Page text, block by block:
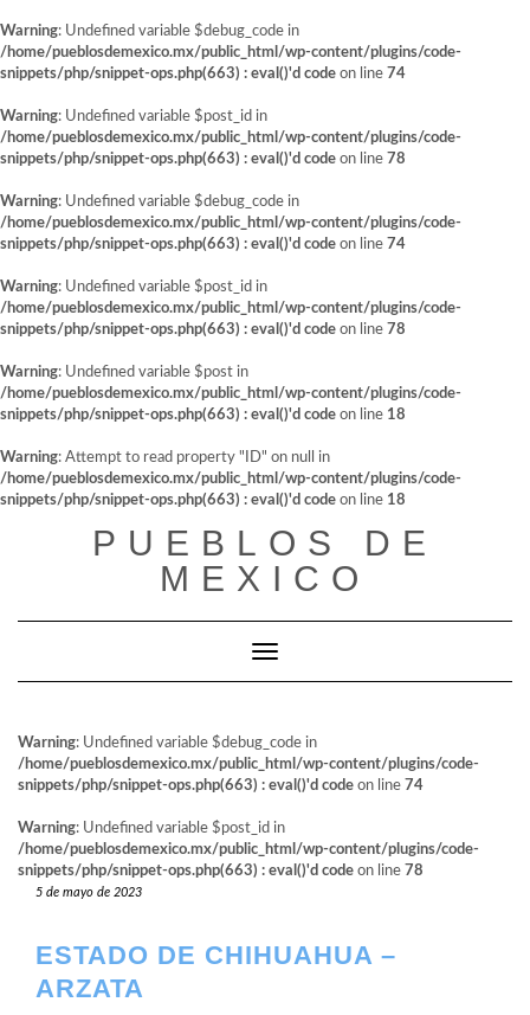
Warning: Undefined variable $debug_code in
/home/pueblosdemexico.mx/public_html/wp-content/plugins/code-
snippets/php/snippet-ops.php(663) : eval()'d code on line 74
Warning: Undefined variable $post_id in
/home/pueblosdemexico.mx/public_html/wp-content/plugins/code-
snippets/php/snippet-ops.php(663) : eval()'d code on line 78
Warning: Undefined variable $debug_code in
/home/pueblosdemexico.mx/public_html/wp-content/plugins/code-
snippets/php/snippet-ops.php(663) : eval()'d code on line 74
Warning: Undefined variable $post_id in
/home/pueblosdemexico.mx/public_html/wp-content/plugins/code-
snippets/php/snippet-ops.php(663) : eval()'d code on line 78
Warning: Undefined variable $post in
/home/pueblosdemexico.mx/public_html/wp-content/plugins/code-
snippets/php/snippet-ops.php(663) : eval()'d code on line 18
Warning: Attempt to read property "ID" on null in
/home/pueblosdemexico.mx/public_html/wp-content/plugins/code-
snippets/php/snippet-ops.php(663) : eval()'d code on line 18
PUEBLOS DE
MEXICO
Cambiar modo de navegación
Warning: Undefined variable $debug_code in
/home/pueblosdemexico.mx/public_html/wp-content/plugins/code-
snippets/php/snippet-ops.php(663) : eval()'d code on line 74
Warning: Undefined variable $post_id in
/home/pueblosdemexico.mx/public_html/wp-content/plugins/code-
snippets/php/snippet-ops.php(663) : eval()'d code on line 78
5 de mayo de 2023
ESTADO DE CHIHUAHUA –
ARZATA